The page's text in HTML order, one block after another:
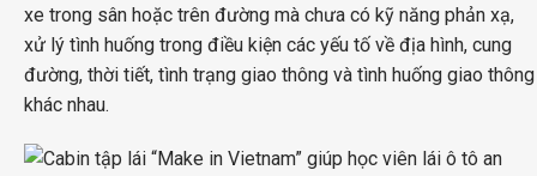
xe trong sân hoặc trên đường mà chưa có kỹ năng phản xạ,
xử lý tình huống trong điều kiện các yếu tố về địa hình, cung
đường, thời tiết, tình trạng giao thông và tình huống giao thông
khác nhau.